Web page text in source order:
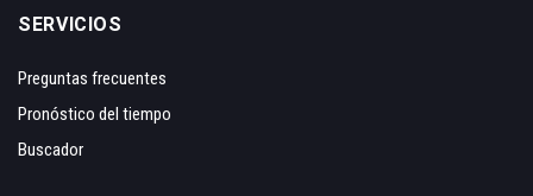
SERVICIOS
Preguntas frecuentes
Pronóstico del tiempo
Buscador